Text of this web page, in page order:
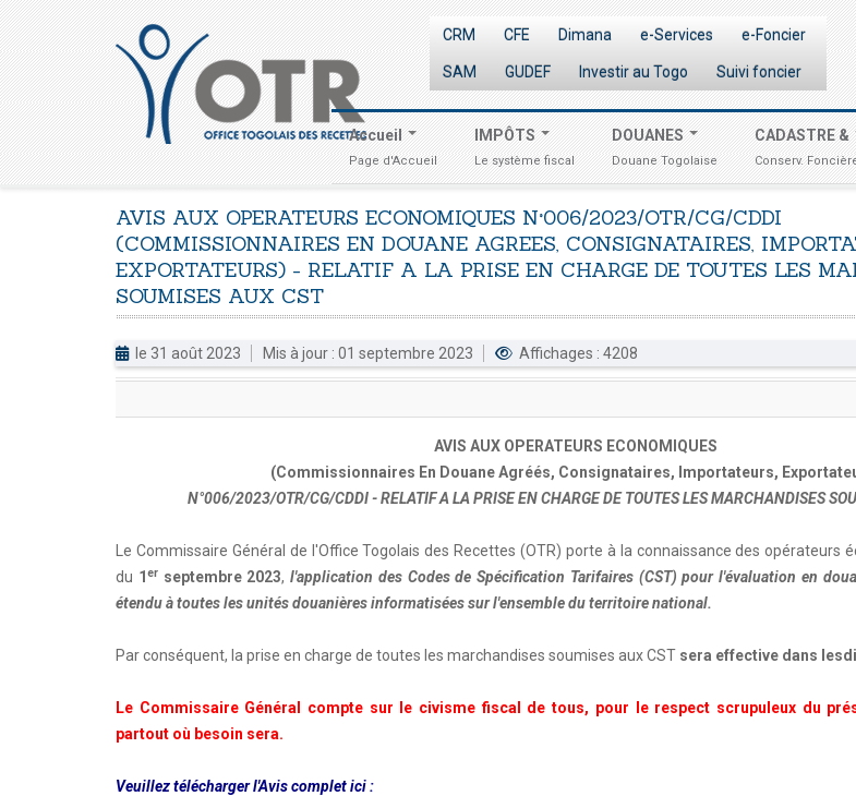
CRM CFE Dimana e-Services e-Foncier
SAM GUDEF Investir au Togo Suivi foncier
Accueil
Page d'Accueil
IMPÔTS
Le système fiscal
DOUANES
Douane Togolaise
CADASTRE &
Conserv.
AVIS AUX OPERATEURS ECONOMIQUES N°006/2023/OTR/CG/CDDI
(COMMISSIONNAIRES EN DOUANE AGREES, CONSIGNATAIRES,
EXPORTATEURS) - RELATIF A LA PRISE EN CHARGE DE TOUTES LES
SOUMISES AUX CST
le 31 août 2023 Mis à jour : 01 septembre 2023 Affichages : 4208
AVIS AUX OPERATEURS ECONOMIQUES
(Commissionnaires En Douane Agréés, Consignataires, Importateurs,
N°006/2023/OTR/CG/CDDI - RELATIF A LA PRISE EN CHARGE DE TOUTES LES MARCHANDISES
Le Commissaire Général de l'Office Togolais des Recettes (OTR) porte à la connaissance des opérateurs
du 1 erseptembre 2023,l'application des Codes de Spécification Tarifaires (CST) pour l'évaluation en
étendu à toutes les unités douanières informatisées sur l'ensemble du territoire national.
Par conséquent, la prise en charge de toutes les marchandises soumises aux CST sera effective dans
Le Commissaire Général compte sur le civisme fiscal de tous, pour le respect scrupuleux du
partout où besoin sera.
Veuillez télécharger l'Avis complet ici :